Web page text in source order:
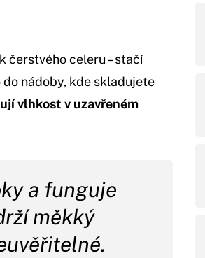
čerstvého celeru – stačí
do nádoby, kde skladujete
vlhkost v uzavřeném
a funguje
měkký